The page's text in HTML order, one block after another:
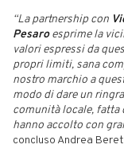
“La partnership con
Pesaroesprime la
valori espressi da
propri limiti, sana
nostro marchio a
modo di dare un
comunità locale, fatta
hanno accolto con
concluso Andrea